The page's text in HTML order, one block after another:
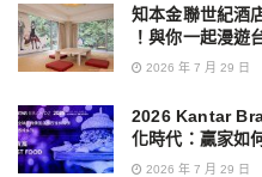
知本金聯世紀酒
！與你一起漫遊
2026 年 7 月 29 日
2026 Kantar
化時代：贏家如
2026 年 7 月 29 日